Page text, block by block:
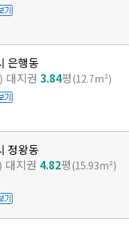
은행동
대지권 3.84평(12.7m²)
정왕동
대지권 4.82평(15.93m²)